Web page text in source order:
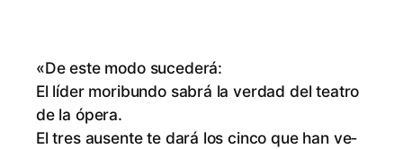
«De es­te mo­do sucederá:
El lí­der mo­ri­bun­do sa­brá la ver­dad del tea­tro
de la ópera.
El tres au­sen­te te da­rá los cin­co que han ve­